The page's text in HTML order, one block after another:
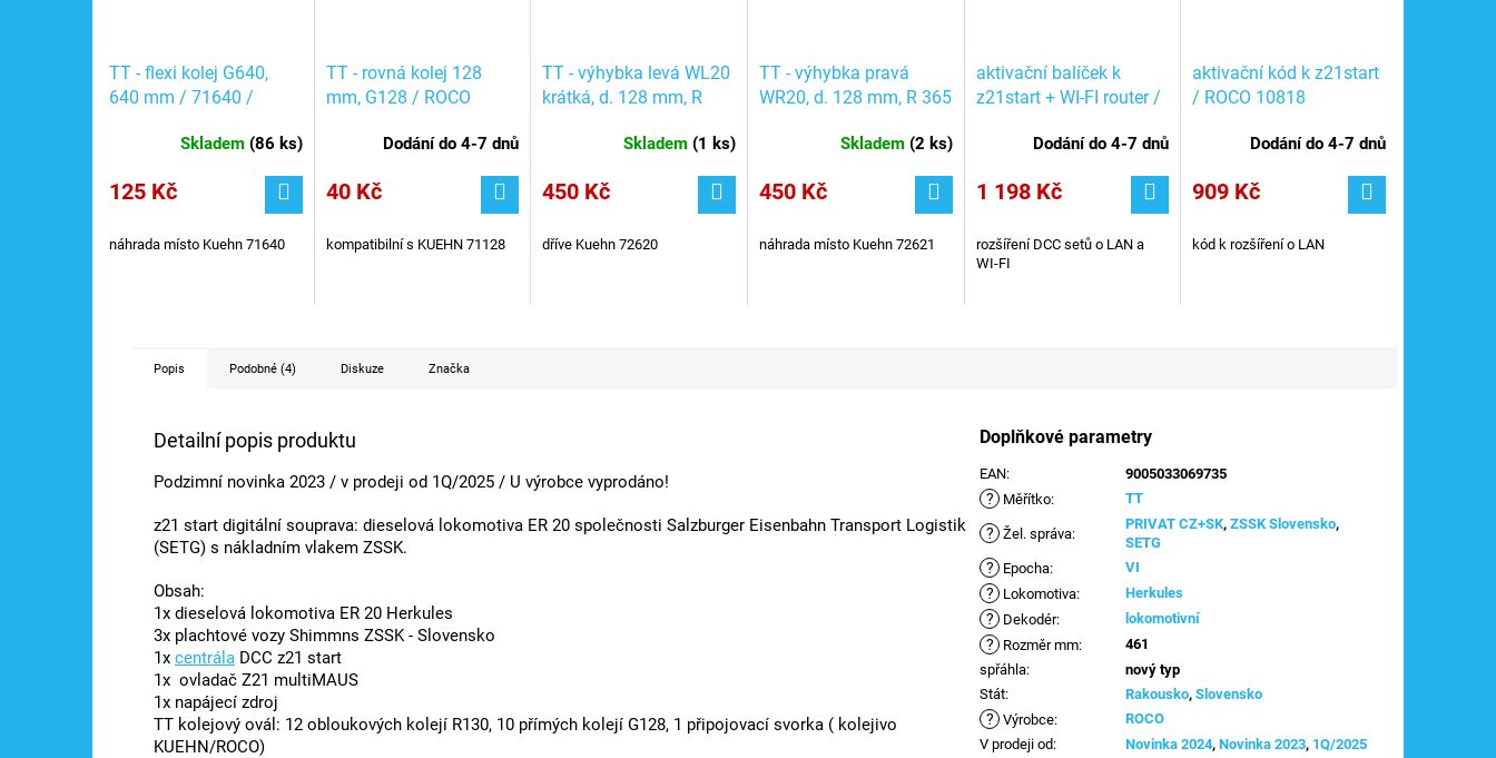
TT - flexi kolej G640,
640 mm / 71640 /
Skladem (86 ks)
125 Kč
náhrada místo Kuehn 71640
TT - rovná kolej 128
mm, G128 / ROCO
Dodání do 4-7 dnů
40 Kč
kompatibilní s KUEHN 71128
TT - výhybka levá WL20
krátká, d. 128 mm, R
/ ROCO 4080420
Skladem (1 ks)
450 Kč
dříve Kuehn 72620
TT - výhybka pravá
WR20, d. 128 mm, R 365
ROCO 4080421
Skladem (2 ks)
450 Kč
náhrada místo Kuehn 72621
aktivační balíček k
z21start + WI-FI router /
Dodání do 4-7 dnů
1 198 Kč
rozšíření DCC setů o LAN a
WI-FI
aktivační kód k z21start
/ ROCO 10818
Dodání do 4-7 dnů
909 Kč
kód k rozšíření o LAN
Popis Podobné (4) Diskuze Značka
Detailní popis produktu
Podzimní novinka 2023 / v prodeji od 1Q/2025 / U výrobce vyprodáno!
z21 start digitální souprava: dieselová lokomotiva ER 20 společnosti Salzburger Eisenbahn Transport Logistik
(SETG) s nákladním vlakem ZSSK.
Obsah:
1x dieselová lokomotiva ER 20 Herkules
3x plachtové vozy Shimmns ZSSK - Slovensko
1x centrála DCC z21 start
1x ovladač Z21 multiMAUS
1x napájecí zdroj
TT kolejový ovál: 12 obloukových kolejí R130, 10 přímých kolejí G128, 1 připojovací svorka ( kolejivo
KUEHN/ROCO)
Doplňkové parametry
EAN: 9005033069735
? Měřítko: TT
? Žel. správa:
PRIVAT CZ+SK,ZSSK Slovensko,
SETG
? Epocha: VI
? Lokomotiva: Herkules
? Dekodér: lokomotivní
? Rozměr mm:
461
spřáhla:
nový typ
Stát: Rakousko,Slovensko
? Výrobce:
ROCO
V prodeji od: Novinka 2024,Novinka 2023, 1Q/2025